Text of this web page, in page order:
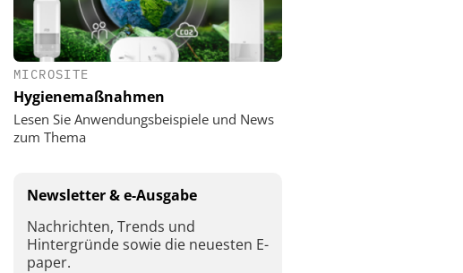
MICROSITE
Hygienemaßnahmen
Lesen Sie Anwendungsbeispiele und News
zum Thema
Newsletter & e-Ausgabe
Nachrichten, Trends und
Hintergründe sowie die neuesten E-
paper.